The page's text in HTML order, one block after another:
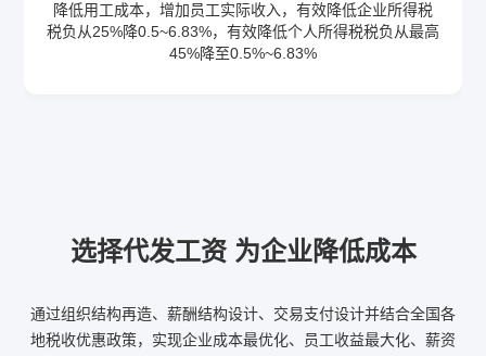
降低用工成本，增加员工实际收入，有效降低企业所得税
税负从25%降0.5~6.83%，有效降低个人所得税税负从最高
45%降至0.5%~6.83%
选择代发工资 为企业降低成本
通过组织结构再造、薪酬结构设计、交易支付设计并结合全国各
地税收优惠政策，实现企业成本最优化、员工收益最大化、薪资